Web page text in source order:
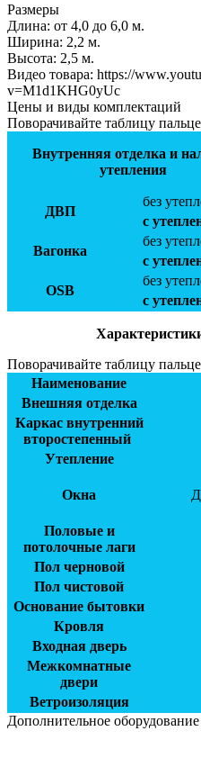
Размеры
Длина: от 4,0 до 6,0 м.
Ширинa: 2,2 м.
Высота: 2,5 м.
Видео товара: https://
v=M1d1KHG0yUc
Цены и виды комплектаций
Поворачивайте таблицу
Внутренняя отделка и
утепления
ДВП
без
с
Вагонка
без
с
OSB
без
с
Поворачивайте таблицу
Наименование
Внешняя отделка
Каркас внутренний
второстепенный
Утепление
Окна
Половые и
потолочные лаги
Пол черновой
Пол чистовой
Основание бытовки
Кровля
Входная дверь
Межкомнатные
двери
Ветроизоляция
Дополнительное оборудование